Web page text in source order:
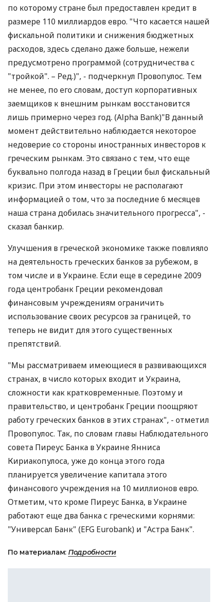
по которому стране был предоставлен кредит в
размере 110 миллиардов евро. "Что касается нашей
фискальной политики и снижения бюджетных
расходов, здесь сделано даже больше, нежели
предусмотрено программой (сотрудничества с
"тройкой". – Ред.)", - подчеркнул Провопулос. Тем
не менее, по его словам, доступ корпоративных
заемщиков к внешним рынкам восстановится
лишь примерно через год. (Alpha Bank)"В данный
момент действительно наблюдается некоторое
недоверие со стороны иностранных инвесторов к
греческим рынкам. Это связано с тем, что еще
буквально полгода назад в Греции был фискальный
кризис. При этом инвесторы не располагают
информацией о том, что за последние 6 месяцев
наша страна добилась значительного прогресса", -
сказал банкир.
Улучшения в греческой экономике также повлияло
на деятельность греческих банков за рубежом, в
том числе и в Украине. Если еще в середине 2009
года центробанк Греции рекомендовал
финансовым учреждениям ограничить
использование своих ресурсов за границей, то
теперь не видит для этого существенных
препятствий.
"Мы рассматриваем имеющиеся в развивающихся
странах, в число которых входит и Украина,
сложности как кратковременные. Поэтому и
правительство, и центробанк Греции поощряют
работу греческих банков в этих странах", - отметил
Провопулос. Так, по словам главы Наблюдательного
совета Пиреус Банка в Украине Янниса
Кириакопулоса, уже до конца этого года
планируется увеличение капитала этого
финансового учреждения на 10 миллионов евро.
Отметим, что кроме Пиреус Банка, в Украине
работают еще два банка с греческими корнями:
"Универсал Банк" (EFG Eurobank) и "Астра Банк".
По материалам: Подробности